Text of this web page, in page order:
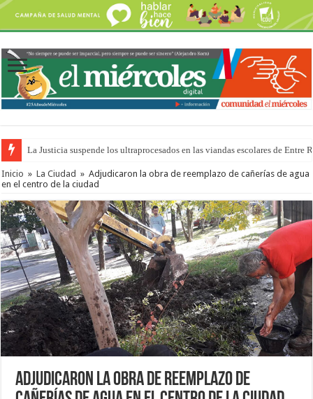
La Justicia suspende los ultraprocesados en las viandas escolares de Entre
Se presentará la obra “La Runfla de los Macanos”
Inicio » La Ciudad » Adjudicaron la obra de reemplazo de cañerías de agua
en el centro de la ciudad
Adjudicaron la obra de reemplazo de